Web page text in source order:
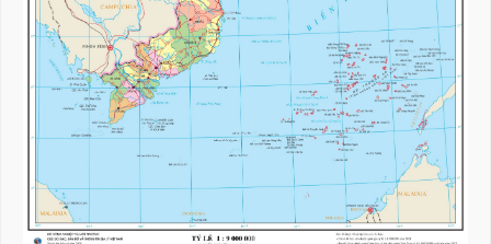
Tổng Bí thư, Chủ tịch nước Tô Lâm: Quan hệ
Việt Nam - Malaysia ngày càng phát triển
năng động
Thủ tướng Lê Minh Hưng tiếp Bộ trưởng
Quốc phòng Malaysia